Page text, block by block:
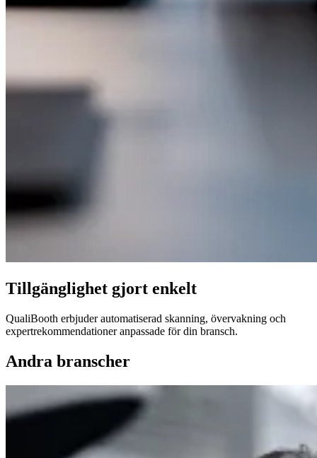
Tillgänglighet gjort enkelt
QualiBooth erbjuder automatiserad skanning, övervakning och
expertrekommendationer anpassade för din bransch.
Andra branscher